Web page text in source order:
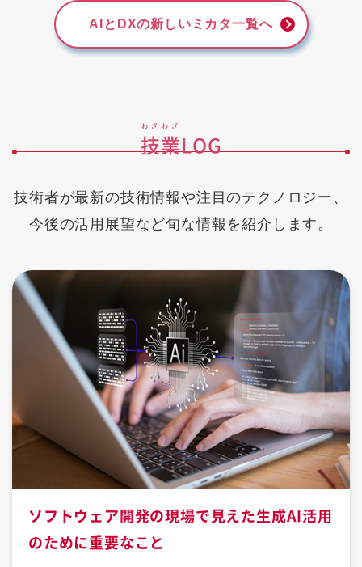
AIとDXの新しいミカタ一覧へ
技
わざ
業
わざ
LOG
技術者が最新の技術情報や注目のテクノロジー、
今後の活用展望など旬な情報を紹介します。
ソフトウェア開発の現場で見えた生成AI活用
のために重要なこと